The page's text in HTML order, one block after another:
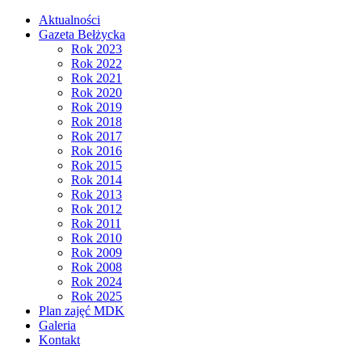
Aktualności
Gazeta Bełżycka
Rok 2023
Rok 2022
Rok 2021
Rok 2020
Rok 2019
Rok 2018
Rok 2017
Rok 2016
Rok 2015
Rok 2014
Rok 2013
Rok 2012
Rok 2011
Rok 2010
Rok 2009
Rok 2008
Rok 2024
Rok 2025
Plan zajęć MDK
Galeria
Kontakt